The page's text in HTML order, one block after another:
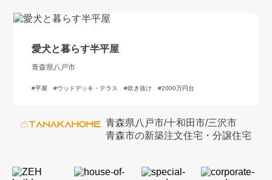
愛犬と暮らす半平屋
青森県八戸市
平屋 ウッドデッキ・テラス 吹き抜け 2000万円台
青森県八戸市/十和田市/三沢市
青森市の新築注文住宅・分譲住宅